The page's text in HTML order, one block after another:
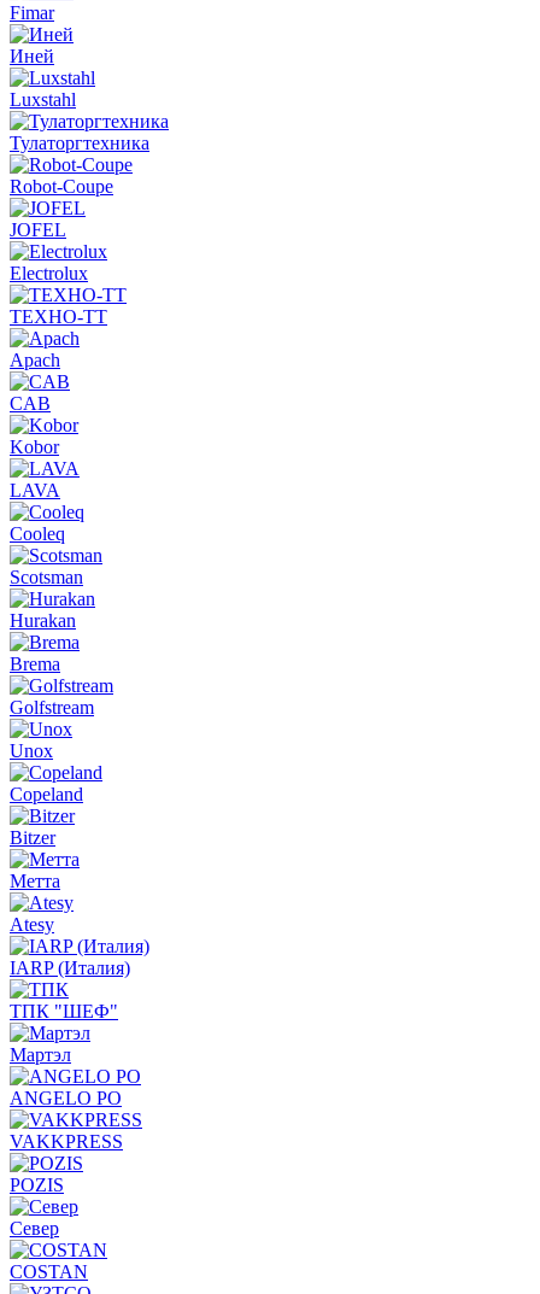
Fimar
Иней
Luxstahl
Тулаторгтехника
Robot-Coupe
JOFEL
Electrolux
ТЕХНО-ТТ
Apach
CAB
Kobor
LAVA
Cooleq
Scotsman
Hurakan
Brema
Golfstream
Unox
Copeland
Bitzer
Метта
Atesy
IARP (Италия)
ТПК "ШЕФ"
Мартэл
ANGELO PO
VAKKPRESS
POZIS
Север
COSTAN